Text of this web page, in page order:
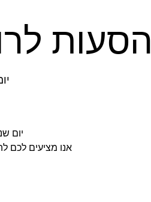
הסעות לרוק
אנו מציעים לכם